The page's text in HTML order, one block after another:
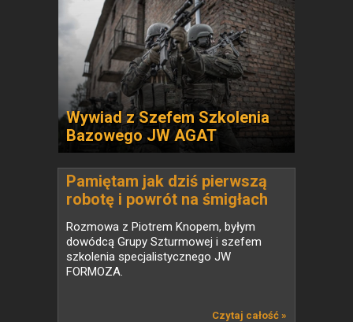
Wywiad z Szefem Szkolenia
Bazowego JW AGAT
Pamiętam jak dziś pierwszą
robotę i powrót na śmigłach
do bazy
Rozmowa z Piotrem Knopem, byłym
dowódcą Grupy Szturmowej i szefem
szkolenia specjalistycznego JW
FORMOZA.
Czytaj całość »